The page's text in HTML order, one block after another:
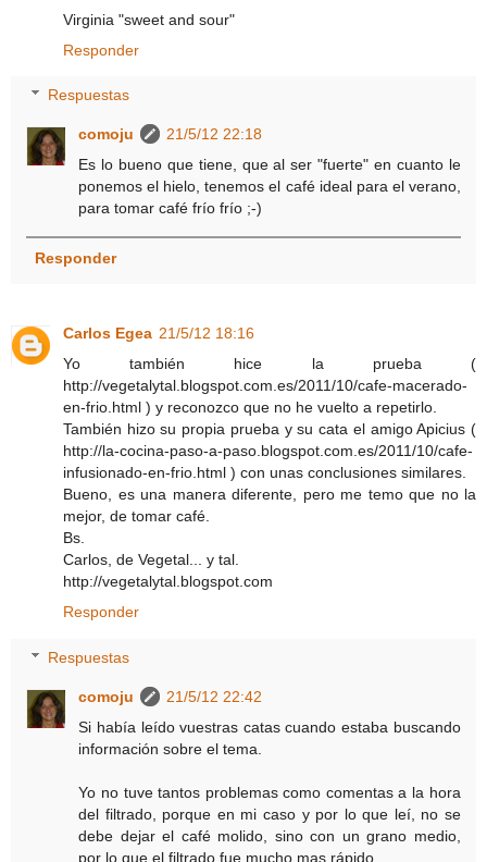
Virginia "sweet and sour"
Responder
Respuestas
comoju
21/5/12 22:18
Es lo bueno que tiene, que al ser "fuerte" en cuanto le
ponemos el hielo, tenemos el café ideal para el verano,
para tomar café frío frío ;-)
Responder
Carlos Egea 21/5/12 18:16
Yo también hice la prueba (
http://vegetalytal.blogspot.com.es/2011/10/cafe-macerado-
en-frio.html ) y reconozco que no he vuelto a repetirlo.
También hizo su propia prueba y su cata el amigo Apicius (
http://la-cocina-paso-a-paso.blogspot.com.es/2011/10/cafe-
infusionado-en-frio.html ) con unas conclusiones similares.
Bueno, es una manera diferente, pero me temo que no la
mejor, de tomar café.
Bs.
Carlos, de Vegetal... y tal.
http://vegetalytal.blogspot.com
Responder
Respuestas
comoju
21/5/12 22:42
Si había leído vuestras catas cuando estaba buscando
información sobre el tema.
Yo no tuve tantos problemas como comentas a la hora
del filtrado, porque en mi caso y por lo que leí, no se
debe dejar el café molido, sino con un grano medio,
por lo que el filtrado fue mucho mas rápido